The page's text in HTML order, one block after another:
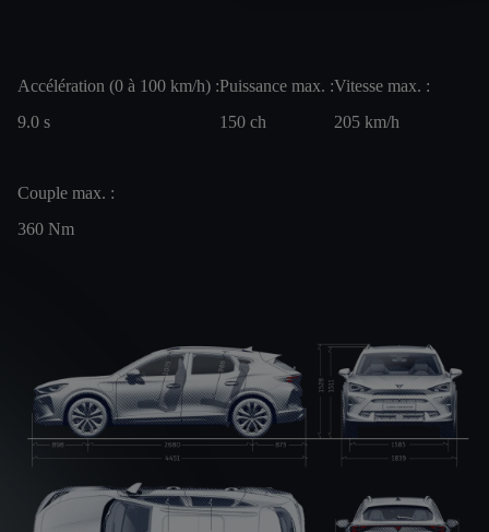
Accélération (0 à 100 km/h) :
9.0 s
Puissance max. :
150 ch
Vitesse max. :
205 km/h
Couple max. :
360 Nm